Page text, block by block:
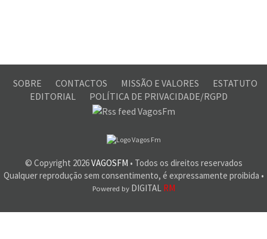
SOBRE CONTACTOS MISSÃO E VALORES
ESTATUTO
EDITORIAL
POLÍTICA DE PRIVACIDADE/RGPD
© Copyright 2026VAGOSFM • Todos os direitos reservados
Qualquer reprodução sem consentimento, é expressamente proibida •
Powered byDIGITAL RM